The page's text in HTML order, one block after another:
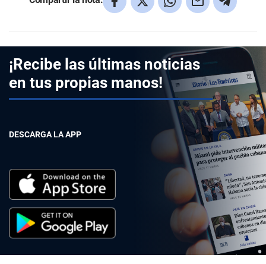
¡Recibe las últimas noticias
en tus propias manos!
DESCARGA LA APP